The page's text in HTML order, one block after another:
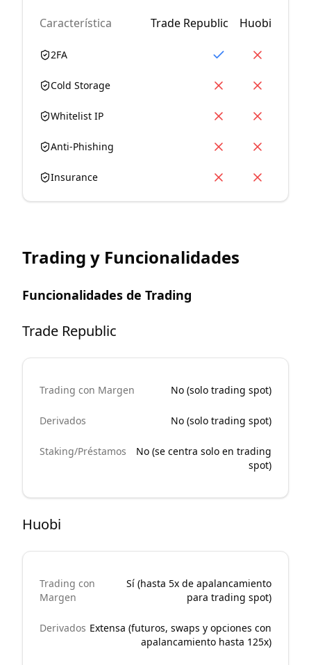
Característica Trade Republic Huobi
2FA
Cold Storage
Whitelist IP
Anti-Phishing
Insurance
Trading y Funcionalidades
Funcionalidades de Trading
Trade Republic
Trading con Margen No (solo trading spot)
Derivados No (solo trading spot)
Staking/Préstamos
No (se centra solo en trading
spot)
Huobi
Trading con
Margen
Sí (hasta 5x de apalancamiento
para trading spot)
Derivados Extensa (futuros, swaps y opciones con
apalancamiento hasta 125x)